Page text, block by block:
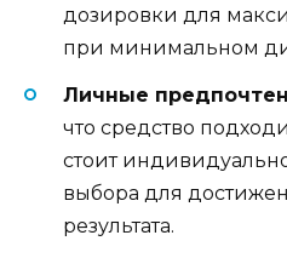
дозировки для
при минимальном
Личные
что средство
стоит
выбора для
результата.